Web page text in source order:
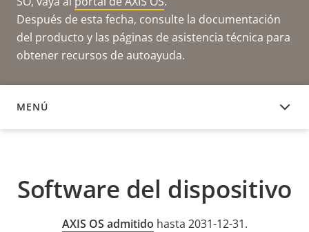
Después de esta fecha, consulte la documentación
del producto y las páginas de asistencia técnica para
obtener recursos de autoayuda.
MENÚ
SOFTWARE DEL DISPOSITIVO
Software del dispositivo
AXIS OS admitido hasta 2031-12-31.